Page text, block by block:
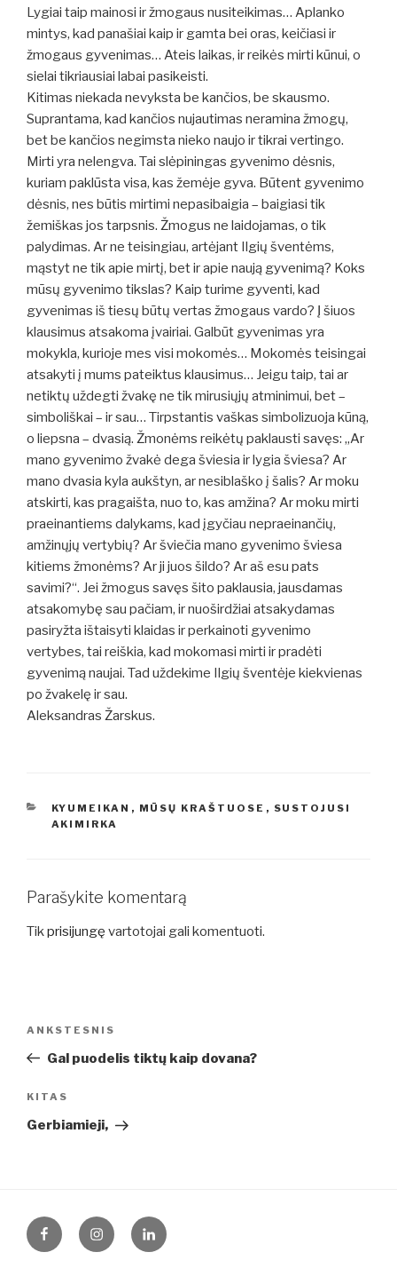
Lygiai taip mainosi ir žmogaus nusiteikimas… Aplanko
mintys, kad panašiai kaip ir gamta bei oras, keičiasi ir
žmogaus gyvenimas… Ateis laikas, ir reikės mirti kūnui, o
sielai tikriausiai labai pasikeisti.
Kitimas niekada nevyksta be kančios, be skausmo.
Suprantama, kad kančios nujautimas neramina žmogų,
bet be kančios negimsta nieko naujo ir tikrai vertingo.
Mirti yra nelengva. Tai slėpiningas gyvenimo dėsnis,
kuriam paklūsta visa, kas žemėje gyva. Būtent gyvenimo
dėsnis, nes būtis mirtimi nepasibaigia – baigiasi tik
žemiškas jos tarpsnis. Žmogus ne laidojamas, o tik
palydimas. Ar ne teisingiau, artėjant Ilgių šventėms,
mąstyt ne tik apie mirtį, bet ir apie naują gyvenimą? Koks
mūsų gyvenimo tikslas? Kaip turime gyventi, kad
gyvenimas iš tiesų būtų vertas žmogaus vardo? Į šiuos
klausimus atsakoma įvairiai. Galbūt gyvenimas yra
mokykla, kurioje mes visi mokomės… Mokomės teisingai
atsakyti į mums pateiktus klausimus… Jeigu taip, tai ar
netiktų uždegti žvakę ne tik mirusiųjų atminimui, bet –
simboliškai – ir sau… Tirpstantis vaškas simbolizuoja kūną,
o liepsna – dvasią. Žmonėms reikėtų paklausti savęs: „Ar
mano gyvenimo žvakė dega šviesia ir lygia šviesa? Ar
mano dvasia kyla aukštyn, ar nesiblaško į šalis? Ar moku
atskirti, kas pragaišta, nuo to, kas amžina? Ar moku mirti
praeinantiems dalykams, kad įgyčiau nepraeinančių,
amžinųjų vertybių? Ar šviečia mano gyvenimo šviesa
kitiems žmonėms? Ar ji juos šildo? Ar aš esu pats
savimi?“. Jei žmogus savęs šito paklausia, jausdamas
atsakomybę sau pačiam, ir nuoširdžiai atsakydamas
pasiryžta ištaisyti klaidas ir perkainoti gyvenimo
vertybes, tai reiškia, kad mokomasi mirti ir pradėti
gyvenimą naujai. Tad uždekime Ilgių šventėje kiekvienas
po žvakelę ir sau.
Aleksandras Žarskus.
KATEGORIJOS
KYUMEIKAN , MŪSŲ KRAŠTUOSE , SUSTOJUSI
AKIMIRKA
Parašykite komentarą
Tikprisijungę vartotojai gali komentuoti.
įrašų
Ankstesnis
įrašas
ANKSTESNIS
Gal puodelis tiktų kaip dovana?
Kitas
įrašas
KITAS
Gerbiamieji,
FacebookInstagramLinkedIn